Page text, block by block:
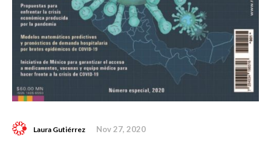
Laura Gutiérrez Nov 27, 2020